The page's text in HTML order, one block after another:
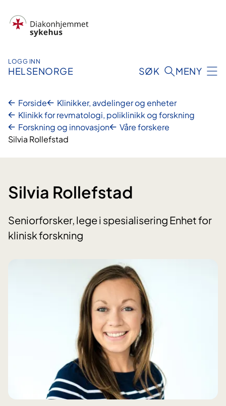
innhold
LOGG INN
HELSENORGE SØK MENY
Forside
Klinikker, avdelinger og enheter
Klinikk for revmatologi, poliklinikk og forskning
Forskning og innovasjon
Våre forskere
Silvia Rollefstad
Silvia Rollefstad
Seniorforsker, lege i spesialisering Enhet for
klinisk forskning